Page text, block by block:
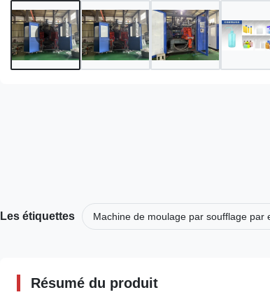
Les étiquettes Machine de moulage par soufflage par
Résumé du produit